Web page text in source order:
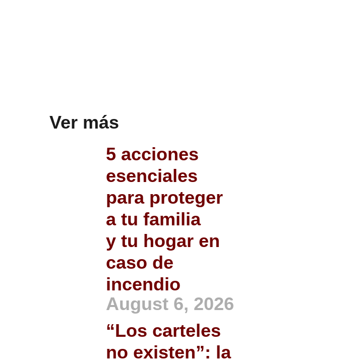
Ver más
5 acciones
esenciales
para proteger
a tu familia
y tu hogar en
caso de
incendio
August 6, 2026
“Los carteles
no existen”: la